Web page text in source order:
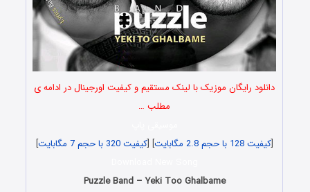
دانلود رایگان موزیک با لینک مستقیم و کیفیت اورجینال در ادامه ی
مطلب …
[کیفیت 128 با حجم 2.8 مگابایت ] [کیفیت 320 با حجم 7 مگابایت
]
Puzzle Band – Yeki Too Ghalbame